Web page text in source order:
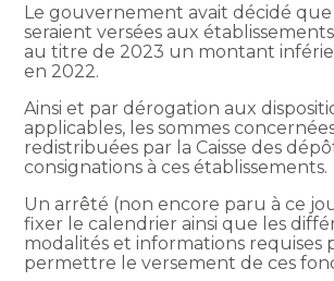
Le gouvernement avait décidé que
seraient versées aux
au titre de 2023 un montant
en 2022.
Ainsi et par dérogation aux
applicables, les sommes
redistribuées par la Caisse des
consignations à ces établissements.
Un arrêté (non encore paru à ce
fixer le calendrier ainsi que les
modalités et informations requises
permettre le versement de ces